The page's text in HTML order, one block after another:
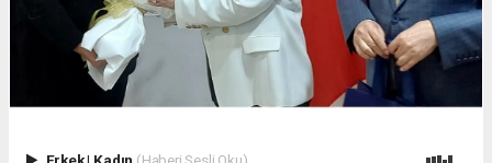
Erkek| Kadın (Haberi Sesli Oku)